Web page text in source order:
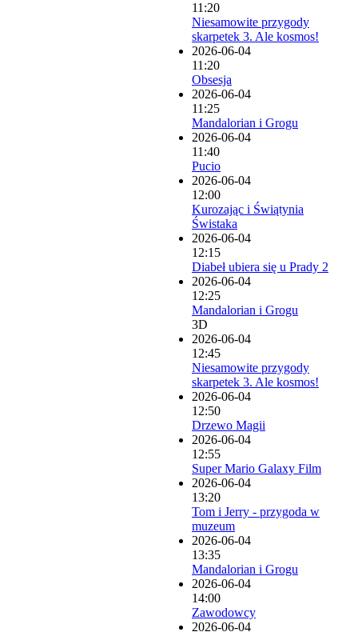
11:20
Niesamowite przygody
skarpetek 3. Ale kosmos!
2026-06-04
11:20
Obsesja
2026-06-04
11:25
Mandalorian i Grogu
2026-06-04
11:40
Pucio
2026-06-04
12:00
Kurozając i Świątynia
Świstaka
2026-06-04
12:15
Diabeł ubiera się u Prady 2
2026-06-04
12:25
Mandalorian i Grogu
3D
2026-06-04
12:45
Niesamowite przygody
skarpetek 3. Ale kosmos!
2026-06-04
12:50
Drzewo Magii
2026-06-04
12:55
Super Mario Galaxy Film
2026-06-04
13:20
Tom i Jerry - przygoda w
muzeum
2026-06-04
13:35
Mandalorian i Grogu
2026-06-04
14:00
Zawodowcy
2026-06-04